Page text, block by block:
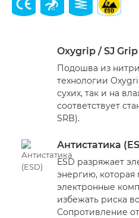
Oxygrip / SJ Grip
Подошва из
технологии
сухих, так и на
соответствует
SRB).
Антистатика
ESD разряжает
энергию,
электронные
избежать риска
Сопротивление